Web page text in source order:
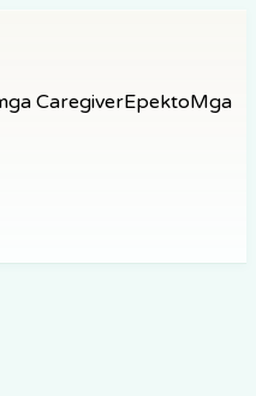
CaregiverEpektoMga